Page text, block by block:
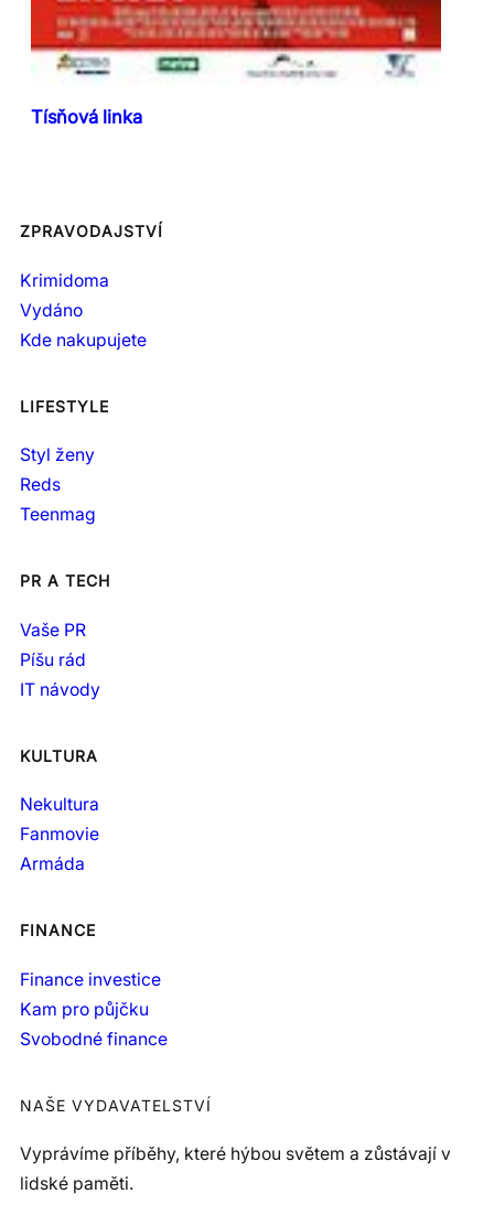
Tísňová linka
ZPRAVODAJSTVÍ
Krimidoma
Vydáno
Kde nakupujete
LIFESTYLE
Styl ženy
Reds
Teenmag
PR A TECH
Vaše PR
Píšu rád
IT návody
KULTURA
Nekultura
Fanmovie
Armáda
FINANCE
Finance investice
Kam pro půjčku
Svobodné finance
NAŠE VYDAVATELSTVÍ
Vyprávíme příběhy, které hýbou světem a zůstávají v
lidské paměti.